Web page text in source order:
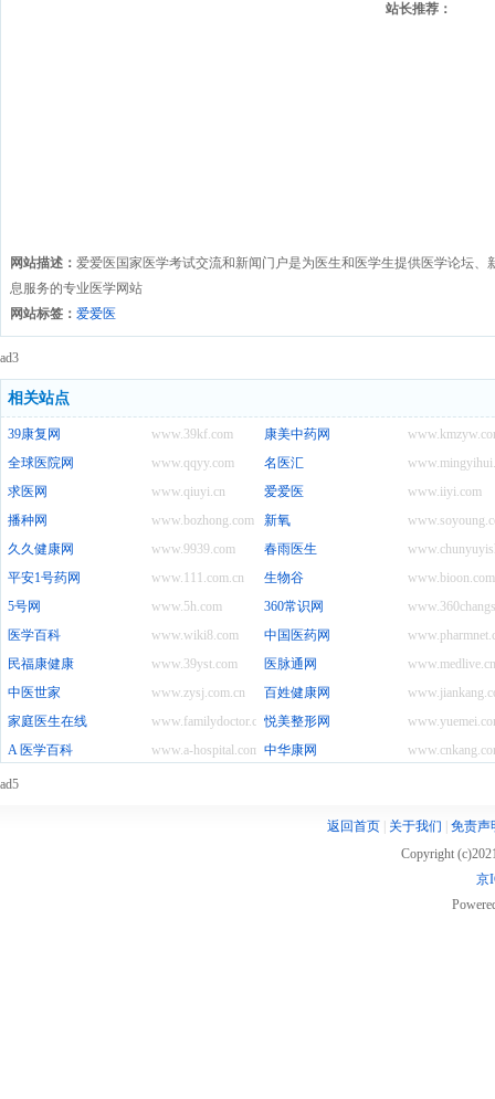
站长推荐：
网站描述： 爱爱医国家医学考试交流和新闻门户是为医生和医学生提供医学论坛
息服务的专业医学网站
网站标签： 爱爱医
ad3
相关站点
www.39kf.com
39康复网
康美中药网
www.qqyy.com
全球医院网
名医汇
www.qiuyi.cn
求医网 www.iiyi.com
爱爱医
www.bozhong.com
播种网
新氧
www.9939.com
久久健康网
春雨医生
www.111.com.cn
平安1号药网 www.bioon.com
生物谷
www.5h.com
5号网
360常识网
www.wiki8.com
医学百科
中国医药网
www.39yst.com
民福康健康 www.medlive.cn
医脉通网
www.zysj.com.cn
中医世家
百姓健康网
www.familydoctor.com.cn
家庭医生在线
悦美整形网
www.a-hospital.com
A 医学百科 中华康网
ad5
返回首页| 关于我们
免责声
Copyright
京